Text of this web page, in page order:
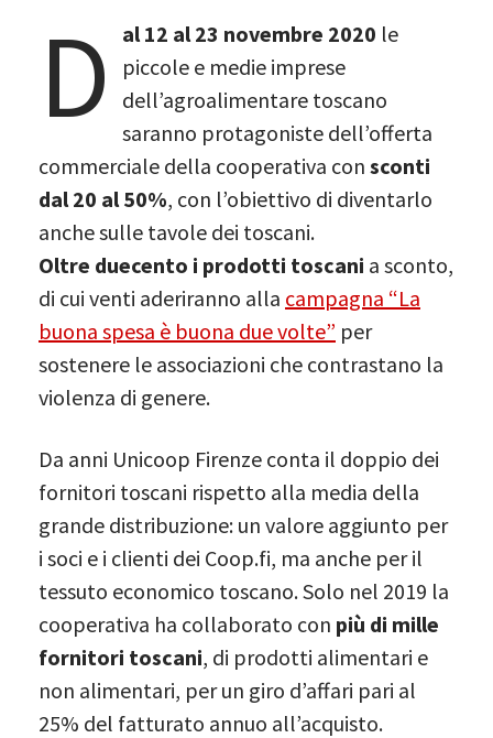
D al 12 al 23 novembre 2020 le
piccole e medie imprese
dell’agroalimentare toscano
saranno protagoniste dell’offerta
commerciale della cooperativa con sconti
dal 20 al 50%, con l’obiettivo di diventarlo
anche sulle tavole dei toscani.
Oltre duecento i prodotti toscani a sconto,
di cui venti aderiranno alla campagna “La
buona spesa è buona due volte” per
sostenere le associazioni che contrastano la
violenza di genere.
Da anni Unicoop Firenze conta il doppio dei
fornitori toscani rispetto alla media della
grande distribuzione: un valore aggiunto per
i soci e i clienti dei Coop.fi, ma anche per il
tessuto economico toscano. Solo nel 2019 la
cooperativa ha collaborato con più di mille
fornitori toscani, di prodotti alimentari e
non alimentari, per un giro d’affari pari al
25% del fatturato annuo all’acquisto.